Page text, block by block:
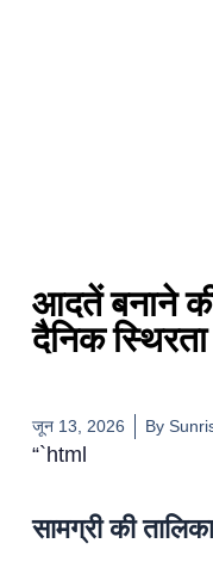
आदतें बनाने
दैनिक
जून 13, 2026 By
“`html
सामग्री की तालिका